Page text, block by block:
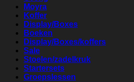
Moyra
Koffer
Display/Boxes
Boeken
Display/Boxes/koffers
Sale
Stoelen/zadelkruk
Startersets
Groepslessen